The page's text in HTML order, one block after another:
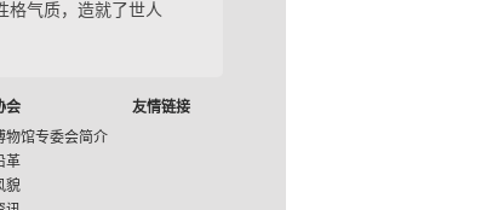
格气质，造就了世人
会
物馆专委会简介
革
貌
友情链接